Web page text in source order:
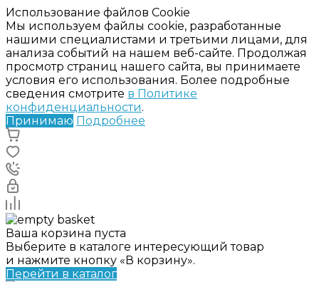
Использование файлов Cookie
Мы используем файлы cookie, разработанные
нашими специалистами и третьими лицами, для
анализа событий на нашем веб-сайте. Продолжая
просмотр страниц нашего сайта, вы принимаете
условия его использования. Более подробные
сведения смотрите в Политике
конфиденциальности.
Принимаю Подробнее
Ваша корзина пуста
Выберите в каталоге интересующий товар
и нажмите кнопку «В корзину».
Перейти в каталог